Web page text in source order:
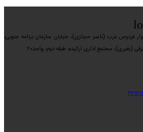
فردوس غرب (ناصر حجازی)، خیابان سازمان برنامه جنوبی،
(بغیری)، مجتمع اداری ارکیده، طبقه دوم، واحد۲۰